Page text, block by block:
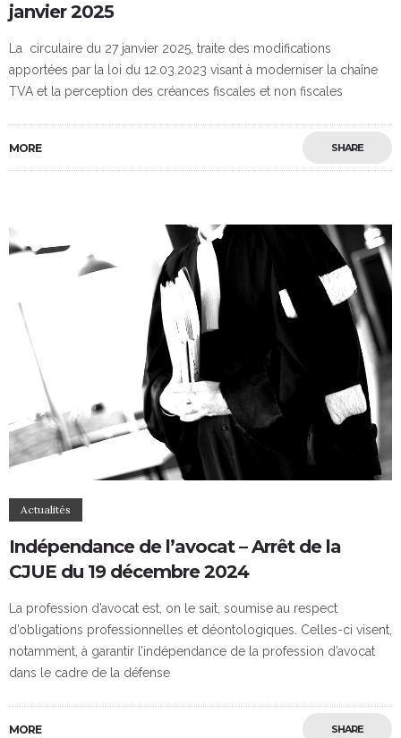
janvier 2025
La circulaire du 27 janvier 2025, traite des modifications
apportées par la loi du 12.03.2023 visant à moderniser la chaîne
TVA et la perception des créances fiscales et non fiscales
MORE SHARE
Actualités
Indépendance de l’avocat – Arrêt de la
CJUE du 19 décembre 2024
La profession d’avocat est, on le sait, soumise au respect
d’obligations professionnelles et déontologiques. Celles-ci visent,
notamment, à garantir l’indépendance de la profession d’avocat
dans le cadre de la défense
MORE SHARE